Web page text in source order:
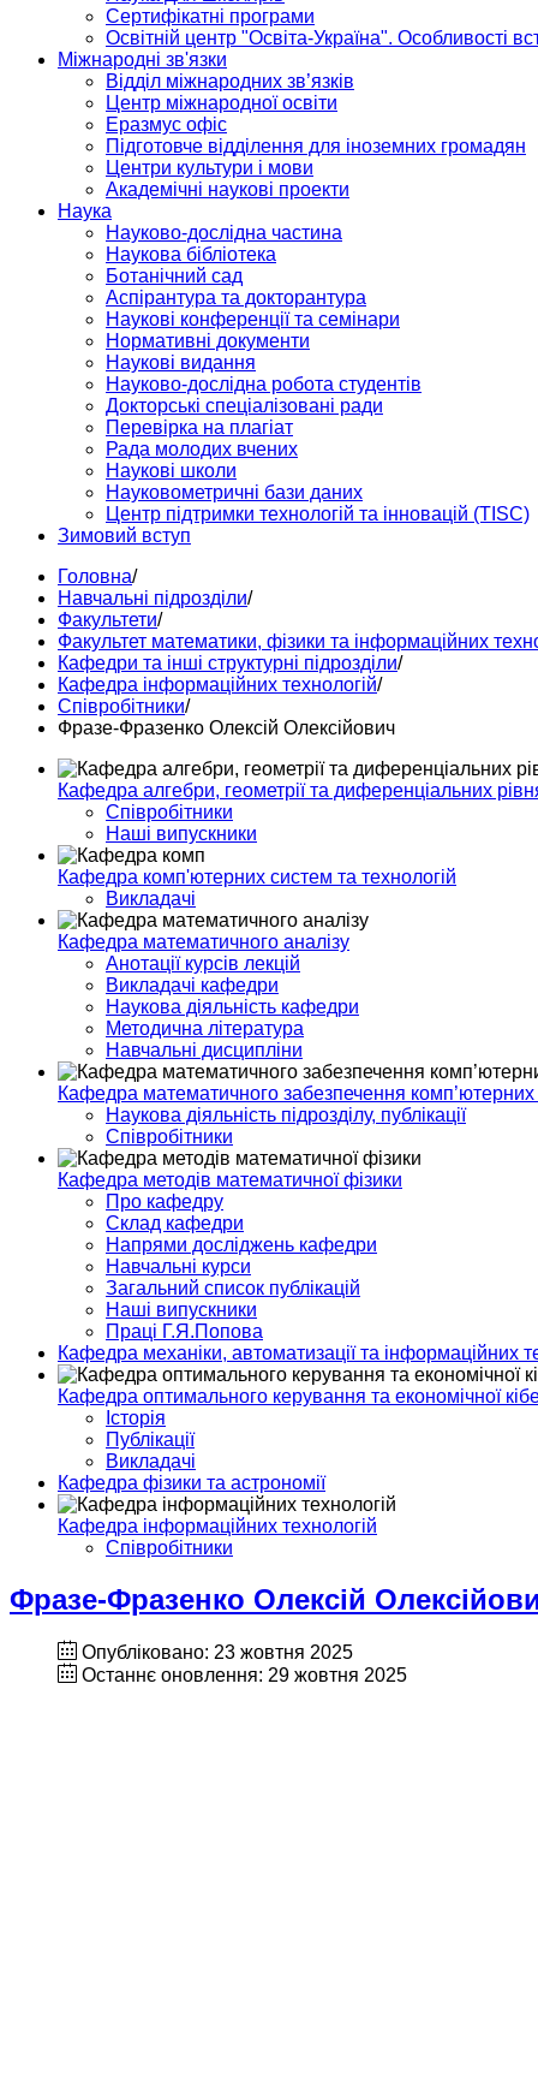
Сертифікатні програми
Освітній центр "Освіта-Україна". Особливості
Міжнародні зв'язки
Відділ міжнародних зв’язків
Центр міжнародної освіти
Еразмус офіс
Підготовче відділення для іноземних громадян
Центри культури і мови
Академічні наукові проекти
Наука
Науково-дослідна частина
Наукова бібліотека
Ботанічний сад
Аспірантура та докторантура
Наукові конференції та семінари
Нормативні документи
Наукові видання
Науково-дослідна робота студентів
Докторські спеціалізовані ради
Перевірка на плагіат
Рада молодих вчених
Наукові школи
Науковометричні бази даних
Центр підтримки технологій та інновацій (TISC)
Зимовий вступ
Головна/
Навчальні підрозділи/
Факультети/
Факультет математики, фізики та інформаційних
Кафедри та інші структурні підрозділи/
Кафедра інформаційних технологій/
Спiвробiтники/
Фразе-Фразенко Олексій Олексійович
Кафедра алгебри, геометрії та диференціальних
Співробітники
Наші випускники
Кафедра комп'ютерних систем та технологій
Викладачі
Кафедра математичного аналізу
Анотації курсів лекцій
Викладачі кафедри
Наукова діяльність кафедри
Методична література
Навчальні дисципліни
Кафедра математичного забезпечення
Наукова діяльність підрозділу, публікації
Співробітники
Кафедра методів математичної фізики
Про кафедру
Склад кафедри
Напрями досліджень кафедри
Навчальні курси
Загальний список публікацій
Наші випускники
Праці Г.Я.Попова
Кафедра механіки, автоматизації та інформаційних
Кафедра оптимального керування та економічної
Історія
Публікації
Викладачі
Кафедра фізики та астрономії
Кафедра інформаційних технологій
Спiвробiтники
Фразе-Фразенко Олексій
Опубліковано: 23 жовтня 2025
Останнє оновлення: 29 жовтня 2025